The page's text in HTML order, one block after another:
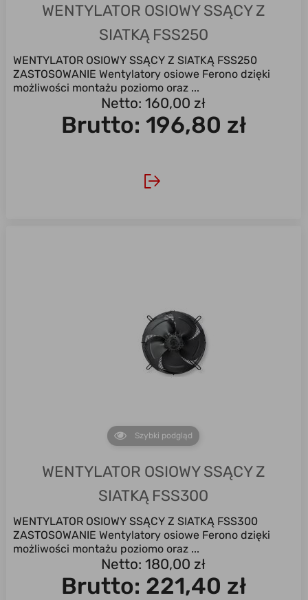
WENTYLATOR OSIOWY SSĄCY Z
SIATKĄ FSS250
WENTYLATOR OSIOWY SSĄCY Z SIATKĄ FSS250
ZASTOSOWANIE Wentylatory osiowe Ferono dzięki
możliwości montażu poziomo oraz ...
Netto: 160,00 zł
Brutto: 196,80 zł
Szybki podgląd
WENTYLATOR OSIOWY SSĄCY Z
SIATKĄ FSS300
WENTYLATOR OSIOWY SSĄCY Z SIATKĄ FSS300
ZASTOSOWANIE Wentylatory osiowe Ferono dzięki
możliwości montażu poziomo oraz ...
Netto: 180,00 zł
Brutto: 221,40 zł